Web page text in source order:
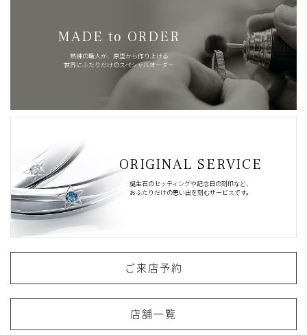
MADE to ORDER
熟練の職人が、原型から作り上げる
世界にふたりだけのスペシャルオーダー
ORIGINAL SERVICE
誕生石のセッティングや記念日の刻印など、
おふたりだけの思い出を刻むサービスです。
ご来店予約
店舗一覧